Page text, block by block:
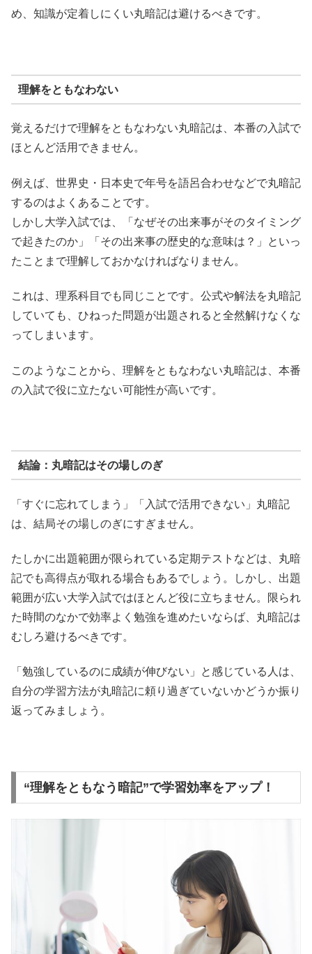
め、知識が定着しにくい丸暗記は避けるべきです。
理解をともなわない
覚えるだけで理解をともなわない丸暗記は、本番の入試で
ほとんど活用できません。
例えば、世界史・日本史で年号を語呂合わせなどで丸暗記
するのはよくあることです。
しかし大学入試では、「なぜその出来事がそのタイミング
で起きたのか」「その出来事の歴史的な意味は？」といっ
たことまで理解しておかなければなりません。
これは、理系科目でも同じことです。公式や解法を丸暗記
していても、ひねった問題が出題されると全然解けなくな
ってしまいます。
このようなことから、理解をともなわない丸暗記は、本番
の入試で役に立たない可能性が高いです。
結論：丸暗記はその場しのぎ
「すぐに忘れてしまう」「入試で活用できない」丸暗記
は、結局その場しのぎにすぎません。
たしかに出題範囲が限られている定期テストなどは、丸暗
記でも高得点が取れる場合もあるでしょう。しかし、出題
範囲が広い大学入試ではほとんど役に立ちません。限られ
た時間のなかで効率よく勉強を進めたいならば、丸暗記は
むしろ避けるべきです。
「勉強しているのに成績が伸びない」と感じている人は、
自分の学習方法が丸暗記に頼り過ぎていないかどうか振り
返ってみましょう。
“理解をともなう暗記”で学習効率をアップ！